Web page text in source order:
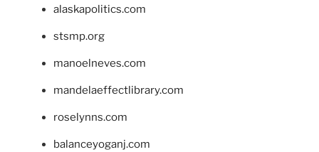
alaskapolitics.com
stsmp.org
manoelneves.com
mandelaeffectlibrary.com
roselynns.com
balanceyoganj.com